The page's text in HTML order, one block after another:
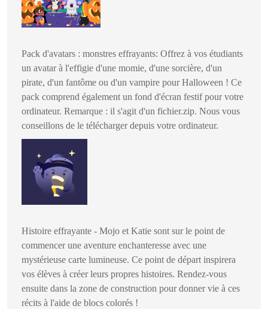
Pack d'avatars : monstres effrayants: Offrez à vos étudiants
un avatar à l'effigie d'une momie, d'une sorcière, d'un
pirate, d'un fantôme ou d'un vampire pour Halloween ! Ce
pack comprend également un fond d'écran festif pour votre
ordinateur. Remarque : il s'agit d'un fichier.zip. Nous vous
conseillons de le télécharger depuis votre ordinateur.
Histoire effrayante - Mojo et Katie sont sur le point de
commencer une aventure enchanteresse avec une
mystérieuse carte lumineuse. Ce point de départ inspirera
vos élèves à créer leurs propres histoires. Rendez-vous
ensuite dans la zone de construction pour donner vie à ces
récits à l'aide de blocs colorés !